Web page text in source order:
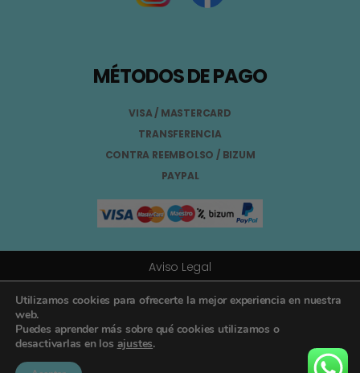
MÉTODOS DE PAGO
VISA / MASTERCARD
TRANSFERENCIA
CONTRA REEMBOLSO / BIZUM
PAYPAL
Aviso Legal
Términos y Condiciones
Política de Privacidad
Registro General Sanitario Nº 26.024094/GR
Utilizamos cookies para ofrecerte la mejor experiencia en nuestra
web.
Puedes aprender más sobre qué cookies utilizamos o
desactivarlas en los ajustes.